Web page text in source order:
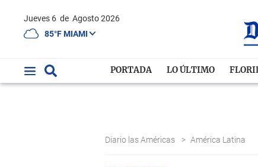
Jueves 6 de Agosto 2026
85°F MIAMI
PORTADA LO ÚLTIMO
Diario las Américas > América Latina